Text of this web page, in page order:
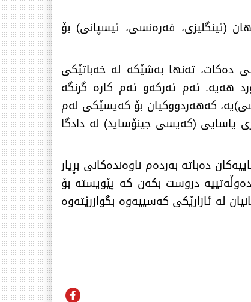
(ئینگلیزی، فەرەنسی، ئیسپانی) بۆ
دەکات، تەنها بەشێکە لە خەباتێکی
هەیە. ئەم ئەرکەو ئەم کارە گرنگە
کەهەردووکیان بۆ کەیسێکی لەم
یاسایی (کەیسی جینۆساید) لە دادگا
دەباتە بەردەم ناوەندەکانی بڕیار
دروست بکەن کە پێویستە بۆ
لە ئازارێکی کەسییەوە بگوازرێتەوە